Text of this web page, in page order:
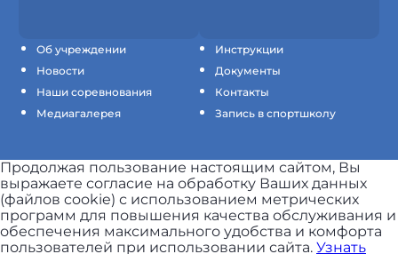
Об учреждении
Новости
Наши соревнования
Медиагалерея
Инструкции
Документы
Контакты
Запись в спортшколу
Продолжая пользование настоящим сайтом, Вы
выражаете согласие на обработку Ваших данных
(файлов cookie) с использованием метрических
программ для повышения качества обслуживания и
обеспечения максимального удобства и комфорта
пользователей при использовании сайта. Узнать